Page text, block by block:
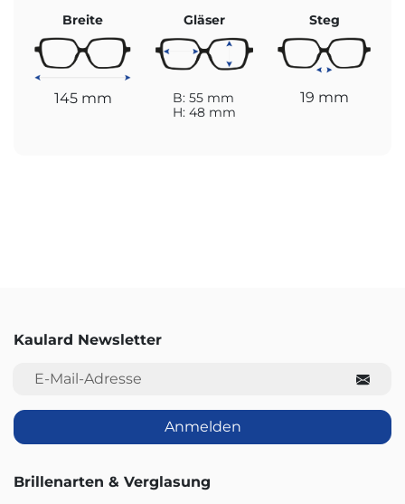
Breite
145 mm
Gläser
B: 55 mm
H: 48 mm
Steg
19 mm
Kaulard Newsletter
E-Mail-Adresse
Anmelden
Brillenarten & Verglasung